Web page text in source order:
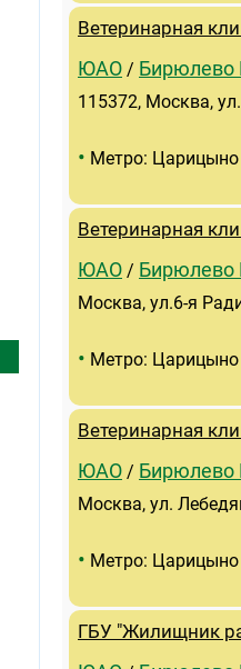
Ветеринарная
ЮАО / Бирюлево
115372, Москва,
• Метро: Царицыно
Ветеринарная
ЮАО / Бирюлево
Москва, ул.6-я
• Метро: Царицыно
Ветеринарная
ЮАО / Бирюлево
Москва, ул.
• Метро: Царицыно
ГБУ "Жилищник